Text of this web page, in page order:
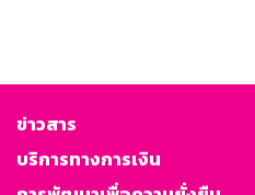
ข่าวสาร
บริการทางการเงิน